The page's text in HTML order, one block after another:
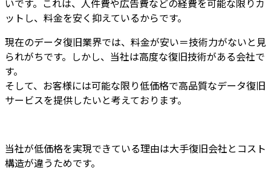
いです。これは、 人件費や広告費などの経費を可能な限りカ
ット し、 料金を安く抑えているからです。
現在のデータ復旧業界では、料金が安い＝技術力がないと見
られがちです。しかし、 当社は高度な復旧技術がある会社で
す。
そして、 お客様には可能な限り低価格で高品質なデータ復旧
サービスを提供したいと考えております。
当社が低価格を実現できている理由は大手復旧会社とコスト
構造が違うためです。